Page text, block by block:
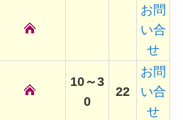
お問
い合
せ
10～3
0
22
お問
い合
せ